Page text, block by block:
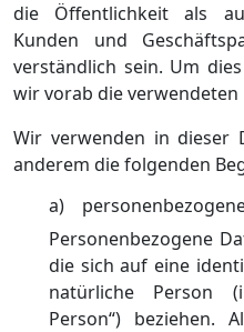
die Öffentlichkeit als
Kunden und
verständlich sein. Um
wir vorab die
Wir verwenden in dieser
anderem die folgenden
a)
Personenbezogene
die sich auf eine
natürliche Person
Person“) beziehen.